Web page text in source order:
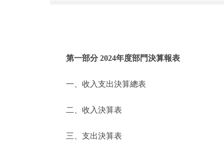
第一部分 2024年度部門決算報表
一、收入支出決算總表
二、收入決算表
三、支出決算表